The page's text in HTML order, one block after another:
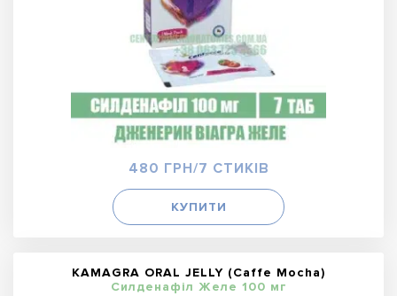
480 ГРН/7 СТИКІВ
КУПИТИ
KAMAGRA ORAL JELLY (Caffe Mocha)
Силденафіл Желе 100 мг